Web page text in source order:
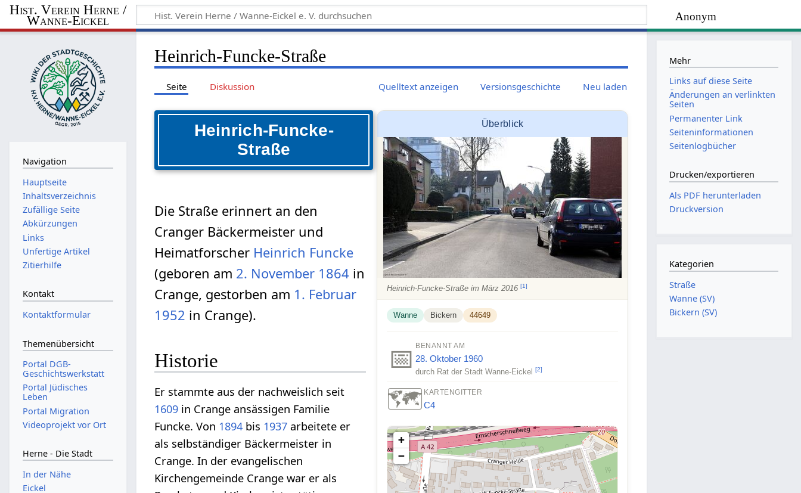
Anonym
Hist. Verein Herne /
Wanne-Eickel
Heinrich-Funcke-Straße
Seite Diskussion Quelltext anzeigen Versionsgeschichte Neu laden
Überblick
Heinrich-Funcke-Straße im März 2016[1]
Wanne Bickern 44649
📅 BENANNT AM
28. Oktober 1960
durch Rat der Stadt Wanne-Eickel[2]
🗺️KARTENGITTER
C4
+
−
Heinrich-Funcke-
Straße
Die Straße erinnert an den
Cranger Bäckermeister und
Heimatforscher Heinrich Funcke
(geboren am 2. November 1864 in
Crange, gestorben am 1. Februar
1952 in Crange).
Historie
Er stammte aus der nachweislich seit
1609 in Crange ansässigen Familie
Funcke. Von 1894 bis 1937 arbeitete er
als selbständiger Bäckermeister in
Crange. In der evangelischen
Kirchengemeinde Crange war er als
Navigation
Hauptseite
Inhaltsverzeichnis
Zufällige Seite
Abkürzungen
Links
Unfertige Artikel
Zitierhilfe
Kontakt
Kontaktformular
Themenübersicht
Portal DGB-
Geschichtswerkstatt
Portal Jüdisches
Leben
Portal Migration
Videoprojekt vor Ort
Herne - Die Stadt
In der Nähe
Eickel
Mehr
Links auf diese Seite
Änderungen an verlinkten
Seiten
Permanenter Link
Seiten­­informationen
Seitenlogbücher
Drucken/­exportieren
Als PDF herunterladen
Druckversion
Kategorien
Straße
Wanne (SV)
Bickern (SV)